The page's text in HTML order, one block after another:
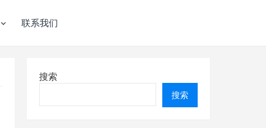
联系我们
搜索
搜索